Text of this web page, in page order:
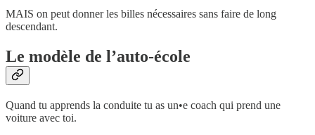
MAIS on peut donner les billes nécessaires sans faire de long
descendant.
Le modèle de l’auto-école
Quand tu apprends la conduite tu as un•e coach qui prend une
voiture avec toi.